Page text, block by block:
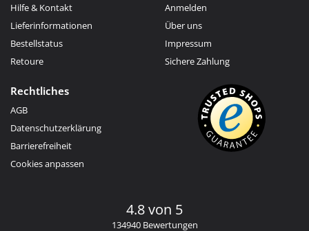
Hilfe & Kontakt
Lieferinformationen
Bestellstatus
Retoure
Anmelden
Über uns
Impressum
Sichere Zahlung
Rechtliches
AGB
Datenschutzerklärung
Barrierefreiheit
Cookies anpassen
4.8 von 5
134940 Bewertungen